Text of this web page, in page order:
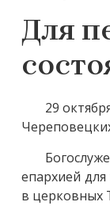
Для
29
епархией
в церковных